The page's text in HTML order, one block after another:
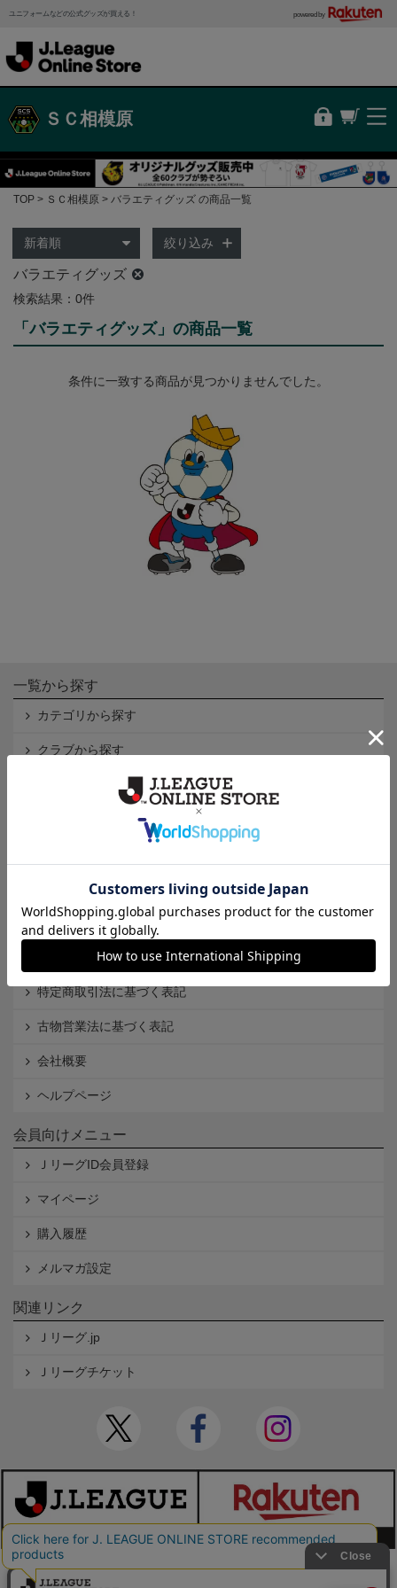
ユニフォームなどの公式グッズが買える！ powered by
ＳＣ相模原
TOP ＳＣ相模原 バラエティグッズ の商品一覧
絞り込み
バラエティグッズ
検索結果：0件
「バラエティグッズ」の商品一覧
条件に一致する商品が見つかりませんでした。
一覧から探す
カテゴリから探す
クラブから探す
Ｊ2
インフォメーション
個人情報保護方針
Cookieポリシー
特定商取引法に基づく表記
古物営業法に基づく表記
会社概要
ヘルプページ
会員向けメニュー
ＪリーグID会員登録
マイページ
購入履歴
メルマガ設定
関連リンク
Ｊリーグ.jp
Ｊリーグチケット